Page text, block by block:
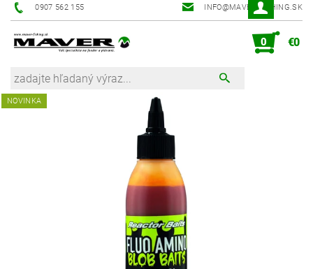
0907 562 155 INFO@MAVER-FISHING.SK
0 €0
NOVINKA